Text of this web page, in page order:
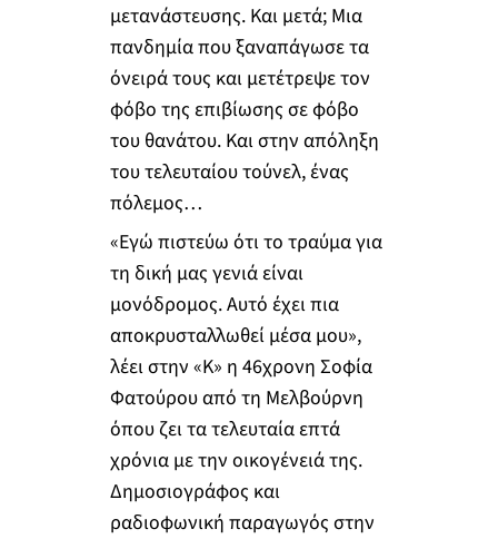
μετανάστευσης. Και μετά; Μια
πανδημία που ξαναπάγωσε τα
όνειρά τους και μετέτρεψε τον
φόβο της επιβίωσης σε φόβο
του θανάτου. Και στην απόληξη
του τελευταίου τούνελ, ένας
πόλεμος…
«Εγώ πιστεύω ότι το τραύμα για
τη δική μας γενιά είναι
μονόδρομος. Αυτό έχει πια
αποκρυσταλλωθεί μέσα μου»,
λέει στην «Κ» η 46χρονη Σοφία
Φατούρου από τη Μελβούρνη
όπου ζει τα τελευταία επτά
χρόνια με την οικογένειά της.
Δημοσιογράφος και
ραδιοφωνική παραγωγός στην